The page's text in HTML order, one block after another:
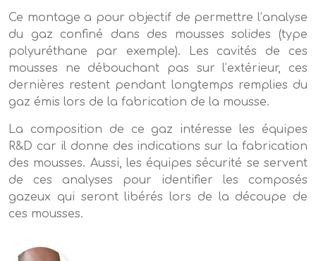
Ce montage a pour objectif de permettre l’analyse
du gaz confiné dans des mousses solides (type
polyuréthane par exemple). Les cavités de ces
mousses ne débouchant pas sur l’extérieur, ces
dernières restent pendant longtemps remplies du
gaz émis lors de la fabrication de la mousse.
La composition de ce gaz intéresse les équipes
R&D car il donne des indications sur la fabrication
des mousses. Aussi, les équipes sécurité se servent
de ces analyses pour identifier les composés
gazeux qui seront libérés lors de la découpe de
ces mousses.